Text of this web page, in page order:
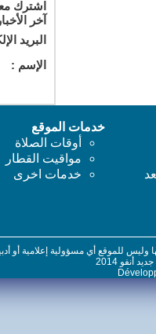
اشترك
آخر
البريد
اﻹسم :
خدمات الموقع
أوقات الصلاة
مواقيت القطار
خدمات اخرى
للموقع أي مسؤولية إعلامية أو أدبية
2014